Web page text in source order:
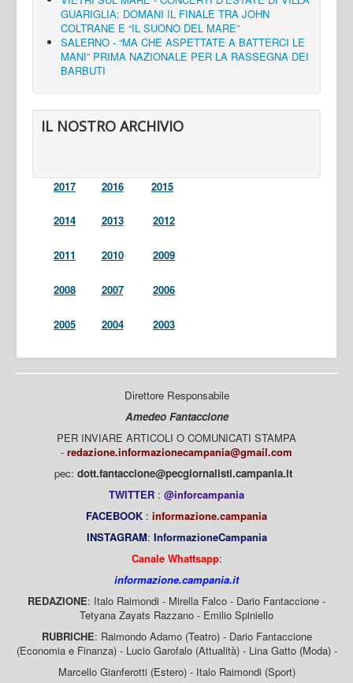
GUARIGLIA: DOMANI IL FINALE TRA JOHN
COLTRANE E “IL SUONO DEL MARE”
SALERNO - “MA CHE ASPETTATE A BATTERCI LE
MANI” PRIMA NAZIONALE PER LA RASSEGNA DEI
BARBUTI
IL NOSTRO ARCHIVIO
2017 2016 2015
2014 2013 2012
2011 2010 2009
2008 2007 2006
2005 2004 2003
Direttore Responsabile
Amedeo Fantaccione
PER INVIARE ARTICOLI O COMUNICATI STAMPA
- redazione.informazionecampania@gmail.com
pec: dott.fantaccione@pecgiornalisti.campania.it
TWITTER : @inforcampania
FACEBOOK : informazione.campania
INSTAGRAM: InformazioneCampania
Canale Whattsapp:
informazione.campania.it
REDAZIONE: Italo Raimondi - Mirella Falco - Dario Fantaccione -
Tetyana Zayats Razzano - Emilio Spiniello
RUBRICHE: Raimondo Adamo (Teatro) - Dario Fantaccione
(Economia e Finanza) - Lucio Garofalo (Attualità) - Lina Gatto (Moda) -
Marcello Gianferotti (Estero) - Italo Raimondi (Sport)